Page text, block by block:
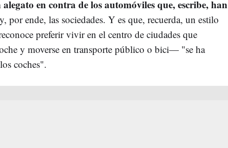
alegato en contra de los automóviles que, escribe, han
y, por ende, las sociedades. Y es que, recuerda, un estilo
preferir vivir en el centro de ciudades que
y moverse en transporte público o bici— "se ha
coches".